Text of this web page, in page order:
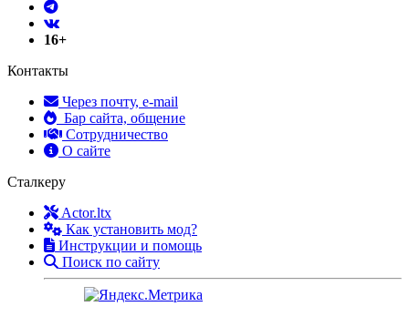
16+
Контакты
Через почту, e-mail
Бар сайта, общение
Сотрудничество
О сайте
Сталкеру
Actor.ltx
Как установить мод?
Инструкции и помощь
Поиск по сайту